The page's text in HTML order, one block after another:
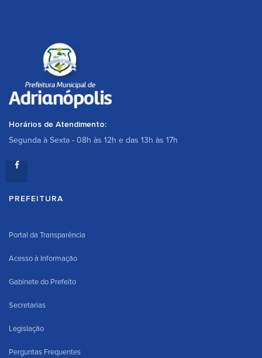
Horários de Atendimento:
Segunda à Sexta - 08h às 12h e das 13h às 17h
PREFEITURA
Portal da Transparência
Acesso à Informação
Gabinete do Prefeito
Secretarias
Legislação
Perguntas Frequentes